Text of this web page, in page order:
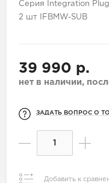
Серия Integration
2 шт IFBMW-SUB
39 990 р.
нет в наличии,
ЗАДАТЬ ВОПРОС О
Добавить к